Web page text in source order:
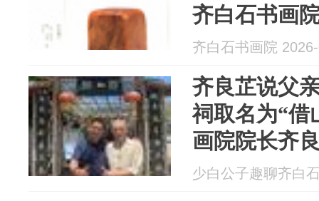
齐白石书画
发周发布
齐白石书画院
齐良芷说父
祠取名为“借
画院院长齐
少白公子趣聊齐白